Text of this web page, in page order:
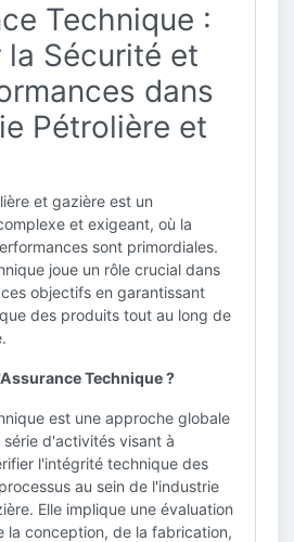
Technique :
la Sécurité et
dans
Pétrolière et
et gazière est un
et exigeant, où la
sont primordiales.
joue un rôle crucial dans
objectifs en garantissant
des produits tout au long de
Technique ?
est une approche globale
d'activités visant à
l'intégrité technique des
au sein de l'industrie
Elle implique une évaluation
la conception, de la fabrication,